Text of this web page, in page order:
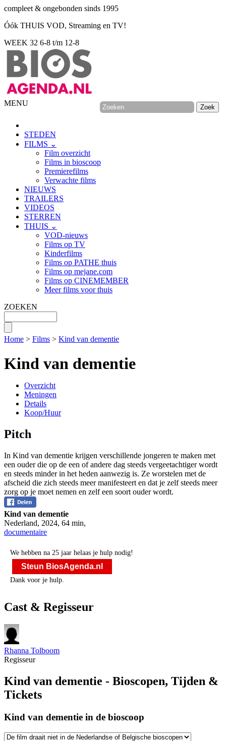
compleet & ongebonden sinds 1995
Óók THUIS VOD, Streaming en TV!
WEEK 32 6-8 t/m 12-8
MENU
STEDEN
FILMS ⌄
Film overzicht
Films in bioscoop
Premierefilms
Verwachte films
NIEUWS
TRAILERS
VIDEOS
STERREN
THUIS ⌄
VOD-nieuws
Films op TV
Kinderfilms
Films op PATHE thuis
Films op mejane.com
Films op CINEMEMBER
Meer films voor thuis
ZOEKEN
Home > Films > Kind van dementie
Kind van dementie
Overzicht
Meningen
Details
Koop/Huur
Pitch
In Kind van dementie krijgen verschillende jongeren te maken met
een ouder die op de een of andere dag steeds vergeetachtiger wordt
en steeds minder in het heden aanwezig is. Ze worstelen met de
afscheid die zich steeds meer manifesteert en dat je zelf steeds meer
zorg op je moet nemen en zelf een soort ouder wordt.
Kind van dementie
Nederland, 2024, 64 min,
documentaire
We hebben na 25 jaar helaas je hulp nodig!
Steun BiosAgenda.nl
Dank voor je hulp.
Cast & Regisseur
Rhanna Tolboom
Regisseur
Kind van dementie - Bioscopen, Tijden &
Tickets
Kind van dementie in de bioscoop